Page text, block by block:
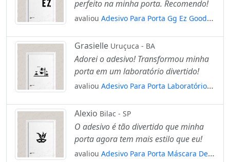
perfeito na minha porta. Recomendo!
avaliou Adesivo Para Porta Gg Ez Good
Grasielle Uruçuca - BA
Adorei o adesivo! Transformou minha
porta em um laboratório divertido!
avaliou Adesivo Para Porta Laboratório
Alexio Bilac - SP
O adesivo é tão divertido que minha
porta agora tem mais estilo que eu!
avaliou Adesivo Para Porta Máscara De